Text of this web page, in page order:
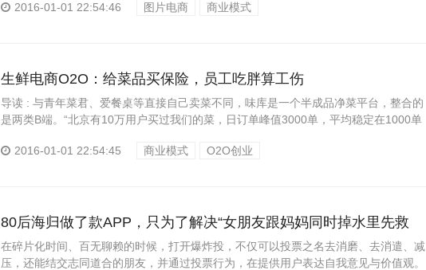
2016-01-01 22:54:46
图片电商 商业模式
生鲜电商O2O：给菜品买保险，员工吃胖算工伤
导读 : 与青年菜君、爱餐桌等直接自己卖菜不同，味库是一个半成品净菜平台，整合的
是两类B端。“北京有10万用户买过我们的菜，日订单峰值3000单，平均稳定在1000单
2016-01-01 22:54:45
商业模式 O2O创业
80后海归做了款APP，只为了解决“女朋友跟妈妈同时掉水里先救
谁”这个问题
在碎片化时间、百无聊赖的时候，打开爆炸投，不仅可以投票之名去消磨、去消遣、减
压，还能结交志同道合的朋友，并通过投票行为，在提供用户表达自我意见与价值观。